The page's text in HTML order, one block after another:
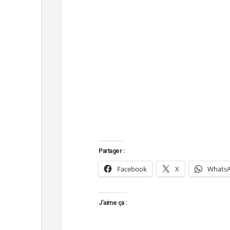
Partager :
Facebook X
J’aime ça :